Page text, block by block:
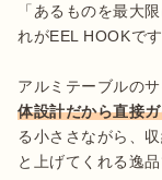
「あるものを最大
れがEEL HOOKです
アルミテーブルの
体設計だから直接
る小ささながら、
と上げてくれる逸品